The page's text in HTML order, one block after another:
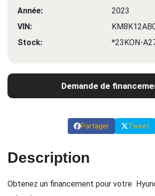
Année:
2023
VIN:
Stock:
*23KON-
Demande de
Partager Tweet
Description
Obtenez un financement pour votre